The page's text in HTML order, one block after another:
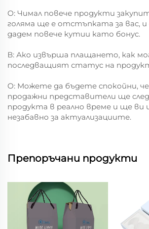
О: Чимал повече продукти
голяма ще е отстъпката за вас,
дадем повече кутии като бонус.
В: Ако извърша плащането, как
последващият статус на
О: Можете да бъдете спокойни,
продажни представители ще
продукта в реално време и ще
незабавно за актуализациите.
Препоръчани продукти